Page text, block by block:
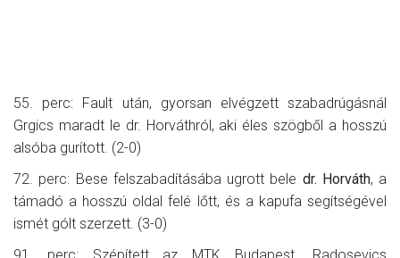
55. perc: Fault után, gyorsan elvégzett szabadrúgásnál
Grgics maradt le dr. Horváthról, aki éles szögből a hosszú
alsóba gurított. (2-0)
72. perc: Bese felszabadításába ugrott bele dr. Horváth, a
támadó a hosszú oldal felé lőtt, és a kapufa segítségével
ismét gólt szerzett. (3-0)